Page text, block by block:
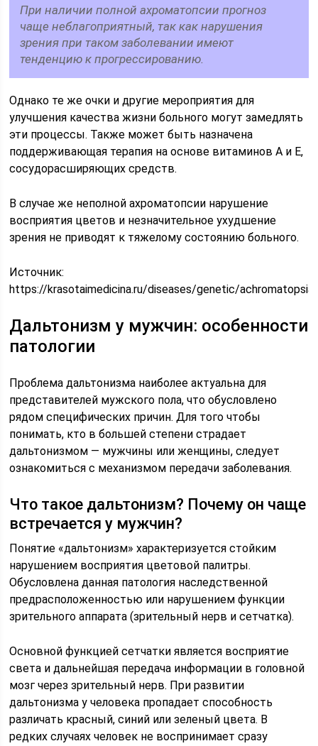
При наличии полной ахроматопсии прогноз
чаще неблагоприятный, так как нарушения
зрения при таком заболевании имеют
тенденцию к прогрессированию.
Однако те же очки и другие мероприятия для
улучшения качества жизни больного могут замедлять
эти процессы. Также может быть назначена
поддерживающая терапия на основе витаминов А и Е,
сосудорасширяющих средств.
В случае же неполной ахроматопсии нарушение
восприятия цветов и незначительное ухудшение
зрения не приводят к тяжелому состоянию больного.
Источник:
https://krasotaimedicina.ru/diseases/genetic/achromatopsia
Дальтонизм у мужчин: особенности
патологии
Проблема дальтонизма наиболее актуальна для
представителей мужского пола, что обусловлено
рядом специфических причин. Для того чтобы
понимать, кто в большей степени страдает
дальтонизмом — мужчины или женщины, следует
ознакомиться с механизмом передачи заболевания.
Что такое дальтонизм? Почему он чаще
встречается у мужчин?
Понятие «дальтонизм» характеризуется стойким
нарушением восприятия цветовой палитры.
Обусловлена данная патология наследственной
предрасположенностью или нарушением функции
зрительного аппарата (зрительный нерв и сетчатка).
Основной функцией сетчатки является восприятие
света и дальнейшая передача информации в головной
мозг через зрительный нерв. При развитии
дальтонизма у человека пропадает способность
различать красный, синий или зеленый цвета. В
редких случаях человек не воспринимает сразу